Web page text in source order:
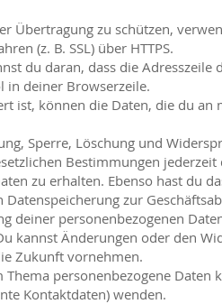
Übertragung zu schützen,
(z. B. SSL) über HTTPS.
du daran, dass die Adresszeile
in deiner Browserzeile.
ist, können die Daten, die du
Sperre, Löschung und
Bestimmungen
zu erhalten. Ebenso hast du
zur
deiner personenbezogenen
kannst Änderungen oder den
Zukunft vornehmen.
personenbezogene Daten
Kontaktdaten) wenden.